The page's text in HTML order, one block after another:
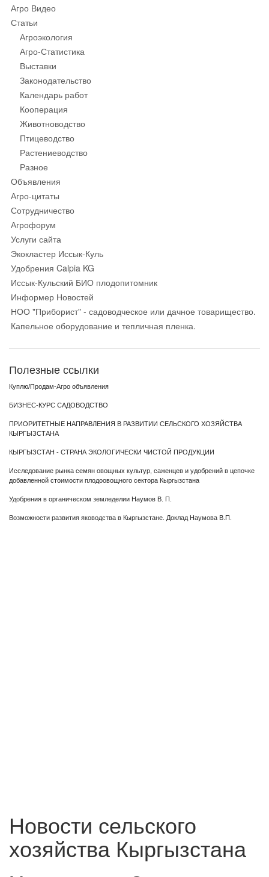
Агро Видео
Статьи
Агроэкология
Агро-Статистика
Выставки
Законодательство
Календарь работ
Кооперация
Животноводство
Птицеводство
Растениеводство
Разное
Объявления
Агро-цитаты
Сотрудничество
Агрофорум
Услуги сайта
Экокластер Иссык-Куль
Удобрения Calpia KG
Иссык-Кульский БИО плодопитомник
Информер Новостей
НОО "Приборист" - садоводческое или дачное товарищество.
Капельное оборудование и тепличная пленка.
Полезные ссылки
Куплю/Продам-Агро объявления
БИЗНЕС-КУРС САДОВОДСТВО
ПРИОРИТЕТНЫЕ НАПРАВЛЕНИЯ В РАЗВИТИИ СЕЛЬСКОГО ХОЗЯЙСТВА
КЫРГЫЗСТАНА
КЫРГЫЗСТАН - СТРАНА ЭКОЛОГИЧЕСКИ ЧИСТОЙ ПРОДУКЦИИ
Исследование рынка семян овощных культур, саженцев и удобрений в цепочке
добавленной стоимости плодоовощного сектора Кыргызстана
Удобрения в органическом земледелии Наумов В. П.
Возможности развития яководства в Кыргызстане. Доклад Наумова В.П.
Новости сельского
хозяйства Кыргызстана